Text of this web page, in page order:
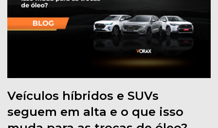
Veículos híbridos e SUVs
seguem em alta e o que isso